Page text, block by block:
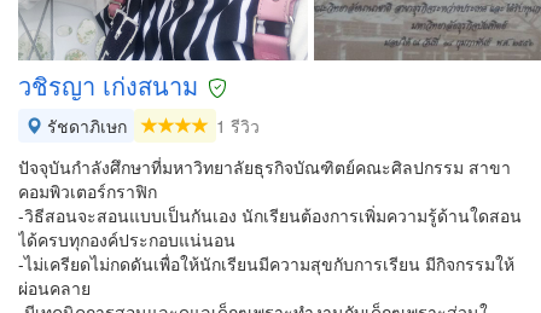
วชิรญา เก่งสนาม
รัชดาภิเษก
1 รีวิว
ปัจจุบันกำลังศึกษาที่มหาวิทยาลัยธุรกิจบัณฑิตย์คณะศิลปกรรม สาขา
คอมพิวเตอร์กราฟิก
-วิธีสอนจะสอนแบบเป็นกันเอง นักเรียนต้องการเพิ่มความรู้ด้านใดสอน
ได้ครบทุกองค์ประกอบแน่นอน
-ไม่เครียดไม่กดดันเพื่อให้นักเรียนมีความสุขกับการเรียน มีกิจกรรมให้
ผ่อนคลาย